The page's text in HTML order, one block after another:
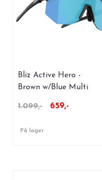
Bliz Active Hero -
Brown w/Blue Multi
1.099,-
659,-
På lager